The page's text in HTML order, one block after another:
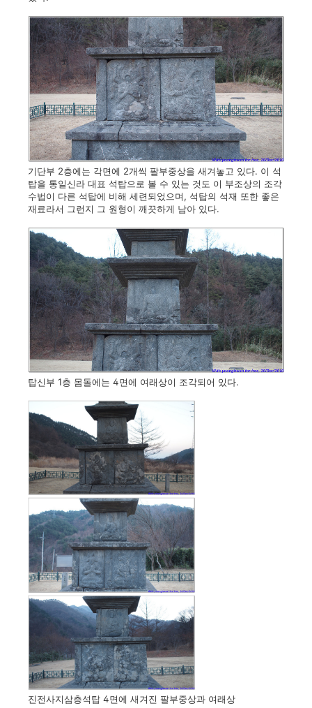
기단부 2층에는 각면에 2개씩 팔부중상을 새겨놓고 있다. 이 석
탑을 통일신라 대표 석탑으로 볼 수 있는 것도 이 부조상의 조각
수법이 다른 석탑에 비해 세련되었으며, 석탑의 석재 또한 좋은
재료라서 그런지 그 원형이 깨끗하게 남아 있다.
탑신부 1층 몸돌에는 4면에 여래상이 조각되어 있다.
진전사지삼층석탑 4면에 새겨진 팔부중상과 여래상